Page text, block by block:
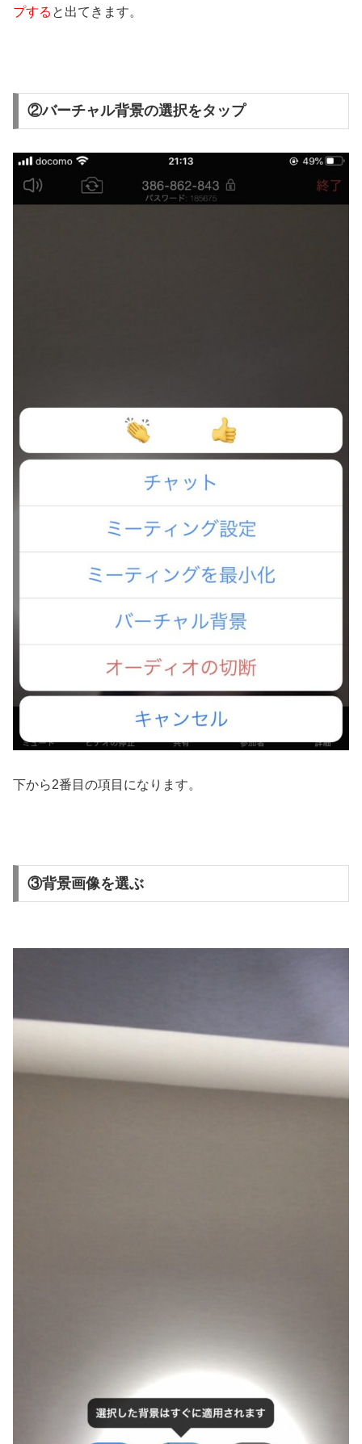
プする と出てきます。
②バーチャル背景の選択をタップ
下から2番目の項目になります。
③背景画像を選ぶ